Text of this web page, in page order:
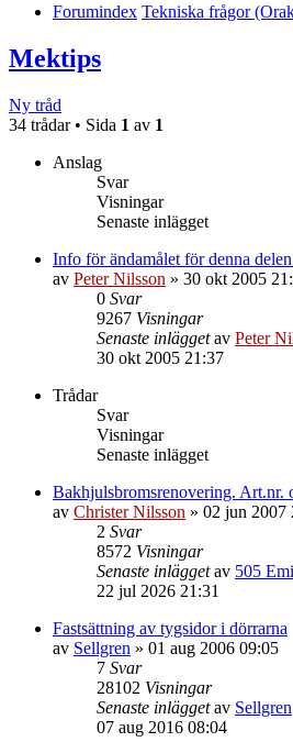
Forumindex Tekniska frågor
Mektips
Ny tråd
34 trådar • Sida 1 av 1
Anslag
Svar
Visningar
Senaste inlägget
Info för ändamålet för denna
av Peter Nilsson » 30 okt 2005
0 Svar
9267 Visningar
Senaste inläggetav Peter
30 okt 2005 21:37
Trådar
Svar
Visningar
Senaste inlägget
Bakhjulsbromsrenovering. Art.nr.
av Christer Nilsson » 02 jun 2007
2 Svar
8572 Visningar
Senaste inläggetav 505
22 jul 2026 21:31
Fastsättning av tygsidor i dörrarna
av Sellgren » 01 aug 2006 09:05
7 Svar
28102 Visningar
Senaste inläggetav Sellgren
07 aug 2016 08:04